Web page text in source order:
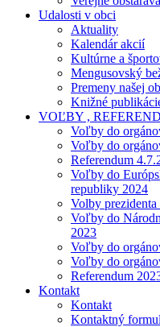
Udalosti v obci
Aktuality
Kalendár akcií
Kultúrne a
Mengusovský
Premeny našej
Knižné
VOĽBY ,
Voľby do
Voľby do
Referendum
Voľby do
republiky 2024
Volby prezidenta
Voľby do
2023
Voľby do
Voľby do
Referendum
Kontakt
Kontakt
Kontaktný